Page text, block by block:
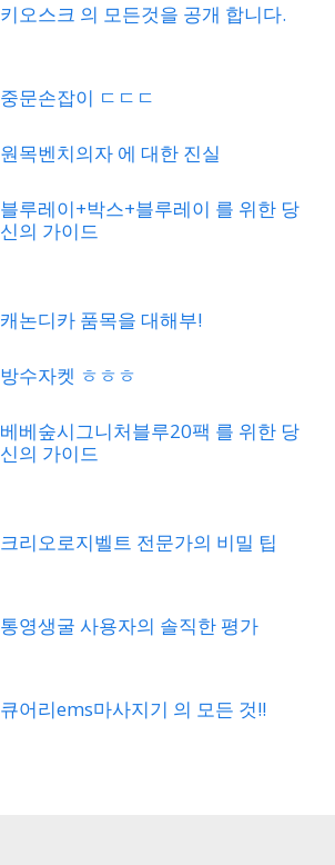
키오스크 의 모든것을 공개 합니다.
중문손잡이 ㄷㄷㄷ
원목벤치의자 에 대한 진실
블루레이+박스+블루레이 를 위한 당
신의 가이드
캐논디카 품목을 대해부!
방수자켓 ㅎㅎㅎ
베베숲시그니처블루20팩 를 위한 당
신의 가이드
크리오로지벨트 전문가의 비밀 팁
통영생굴 사용자의 솔직한 평가
큐어리ems마사지기 의 모든 것!!